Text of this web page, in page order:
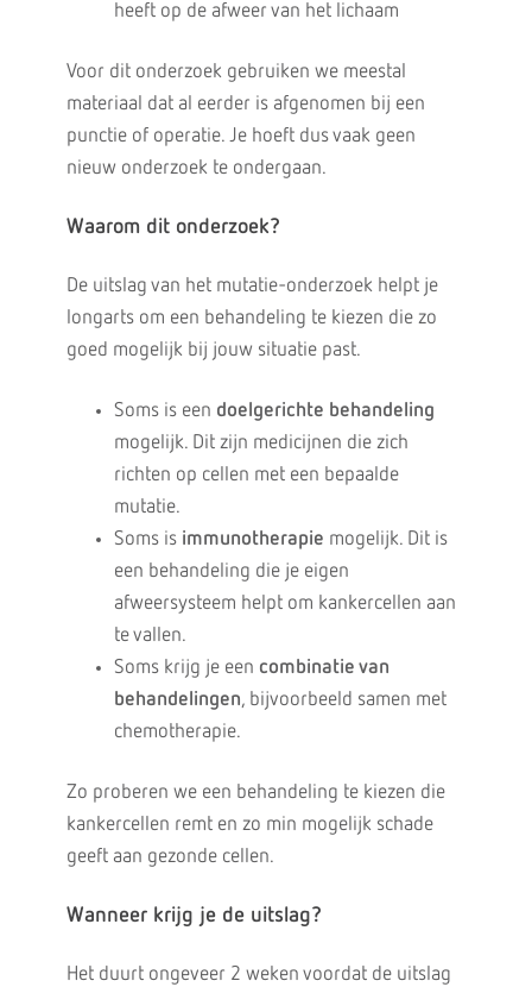
heeft op de afweer van het lichaam
Voor dit onderzoek gebruiken we meestal
materiaal dat al eerder is afgenomen bij een
punctie of operatie. Je hoeft dus vaak geen
nieuw onderzoek te ondergaan.
Waarom dit onderzoek?
De uitslag van het mutatie-onderzoek helpt je
longarts om een behandeling te kiezen die zo
goed mogelijk bij jouw situatie past.
Soms is een doelgerichte behandeling
mogelijk. Dit zijn medicijnen die zich
richten op cellen met een bepaalde
mutatie.
Soms is immunotherapie mogelijk. Dit is
een behandeling die je eigen
afweersysteem helpt om kankercellen aan
te vallen.
Soms krijg je een combinatie van
behandelingen, bijvoorbeeld samen met
chemotherapie.
Zo proberen we een behandeling te kiezen die
kankercellen remt en zo min mogelijk schade
geeft aan gezonde cellen.
Wanneer krijg je de uitslag?
Het duurt ongeveer 2 weken voordat de uitslag